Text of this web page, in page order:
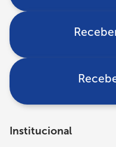
Institucional